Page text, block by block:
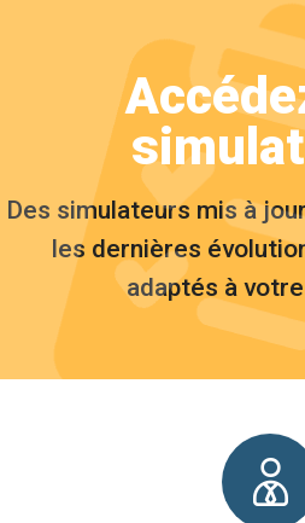
Des simulateurs mis à
les dernières
adaptés à